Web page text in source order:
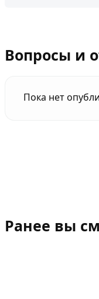
Вопросы и
Пока нет
Ранее вы